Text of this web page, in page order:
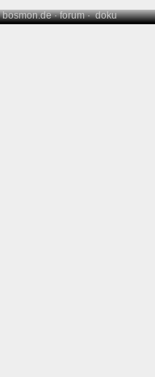
bosmon.de·forum·doku